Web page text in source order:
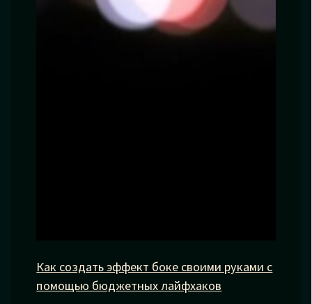
Как создать эффект боке своими руками с
помощью бюджетных лайфхаков